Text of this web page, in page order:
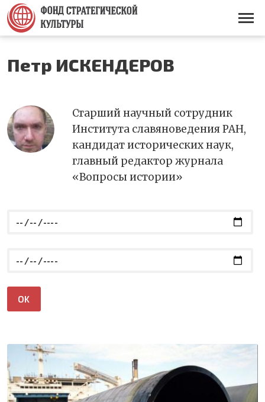
Перейти
основному
Основная
Петр ИСКЕНДЕРОВ
Старший научный сотрудник
Института славяноведения РАН,
кандидат исторических наук,
главный редактор журнала
«Вопросы истории»